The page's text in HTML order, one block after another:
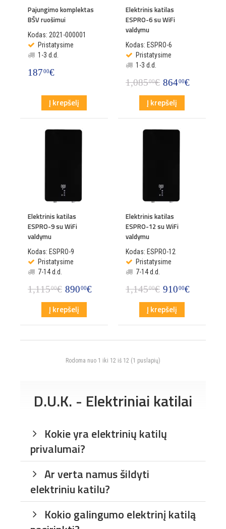
Pajungimo komplektas
BŠV ruošimui
Kodas: 2021-000001
Pristatysime
1-3 d.d.
18700€
Į krepšelį
Elektrinis katilas
ESPRO-6 su WiFi
valdymu
Kodas: ESPRO-6
Pristatysime
1-3 d.d.
1,08500€ 86400€
Į krepšelį
Elektrinis katilas
ESPRO-9 su WiFi
valdymu
Kodas: ESPRO-9
Pristatysime
7-14 d.d.
1,11500€ 89000€
Į krepšelį
Elektrinis katilas
ESPRO-12 su WiFi
valdymu
Kodas: ESPRO-12
Pristatysime
7-14 d.d.
1,14500€ 91000€
Į krepšelį
Rodoma nuo 1 iki 12 iš 12 (1 puslapių)
D.U.K. - Elektriniai katilai
Kokie yra elektrinių katilų
privalumai?
Ar verta namus šildyti
elektriniu katilu?
Kokio galingumo elektrinį katilą